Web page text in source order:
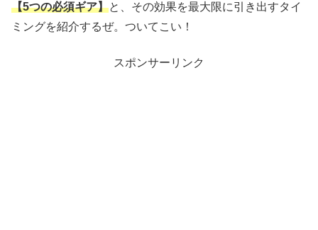
【5つの必須ギア】と、その効果を最大限に引き出すタイ
ミングを紹介するぜ。ついてこい！
スポンサーリンク